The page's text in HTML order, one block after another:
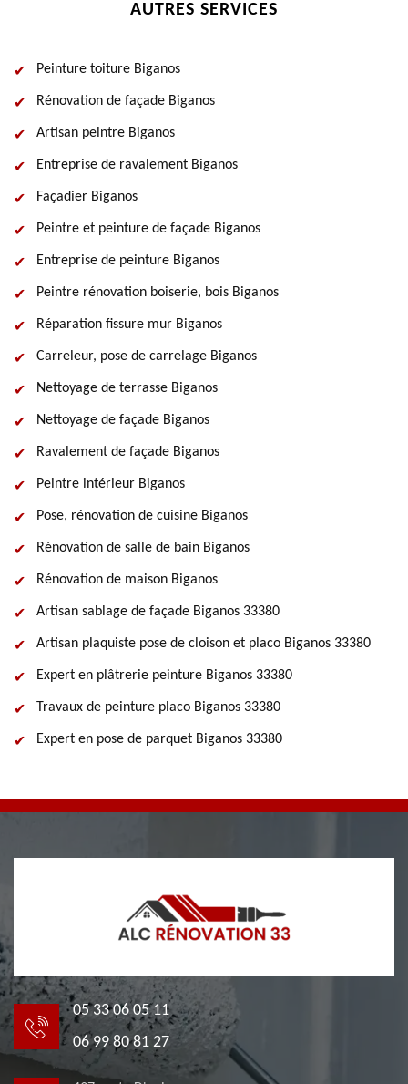
AUTRES SERVICES
Peinture toiture Biganos
Rénovation de façade Biganos
Artisan peintre Biganos
Entreprise de ravalement Biganos
Façadier Biganos
Peintre et peinture de façade Biganos
Entreprise de peinture Biganos
Peintre rénovation boiserie, bois Biganos
Réparation fissure mur Biganos
Carreleur, pose de carrelage Biganos
Nettoyage de terrasse Biganos
Nettoyage de façade Biganos
Ravalement de façade Biganos
Peintre intérieur Biganos
Pose, rénovation de cuisine Biganos
Rénovation de salle de bain Biganos
Rénovation de maison Biganos
Artisan sablage de façade Biganos 33380
Artisan plaquiste pose de cloison et placo Biganos 33380
Expert en plâtrerie peinture Biganos 33380
Travaux de peinture placo Biganos 33380
Expert en pose de parquet Biganos 33380
05 33 06 05 11
06 99 80 81 27